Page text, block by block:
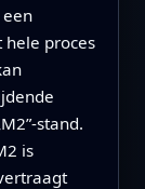
hele proces
stand.
is